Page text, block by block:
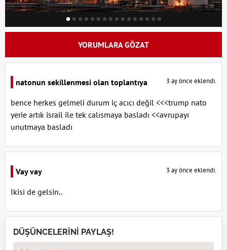
YORUMLARA GÖZAT
natonun sekillenmesi olan toplantıya 3 ay önce eklendi.
bence herkes gelmeli durum iç acıcı değil <<<trump nato
yerie artık israil ile tek calısmaya basladı <<avrupayı
unutmaya basladı
Vay vay 3 ay önce eklendi.
Ikisi de gelsin..
DÜŞÜNCELERİNİ PAYLAŞ!